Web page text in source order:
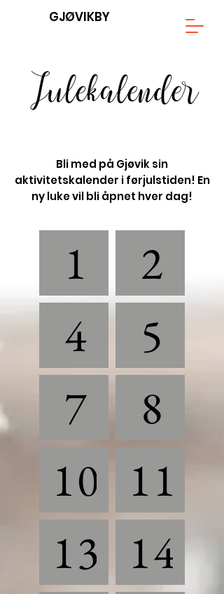
GJØVIKBY
Bli med på Gjøvik sin
aktivitetskalender i førjulstiden! En
ny luke vil bli åpnet hver dag!
1
4
7
10
13
2
5
8
11
14